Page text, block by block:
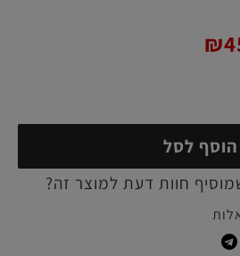
₪
הוסף לסל
חוות דעת למוצר זה?